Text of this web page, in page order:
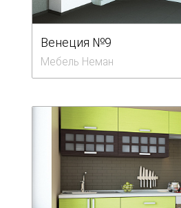
Венеция №9
Мебель Неман